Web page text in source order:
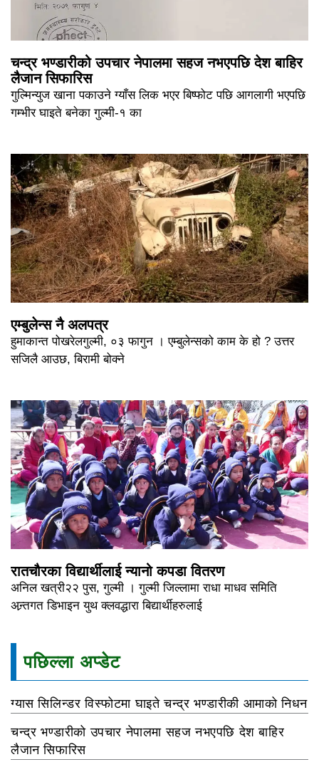
चन्द्र भण्डारीको उपचार नेपालमा सहज नभएपछि देश बाहिर
लैजान सिफारिस
गुल्मिन्युज खाना पकाउने ग्याँस लिक भएर बिष्फोट पछि आगलागी भएपछि
गम्भीर घाइते बनेका गुल्मी-१ का
एम्बुलेन्स नै अलपत्र
हुमाकान्त पोखरेलगुल्मी, ०३ फागुन । एम्बुलेन्सको काम के हो ? उत्तर
सजिलै आउछ, बिरामी बोक्ने
रातचौरका विद्यार्थीलाई न्यानो कपडा वितरण
अनिल खत्री२२ पुस, गुल्मी । गुल्मी जिल्लामा राधा माधव समिति
अन्र्तगत डिभाइन युथ क्लवद्धारा बिद्यार्थीहरुलाई
पछिल्ला अप्डेट
ग्यास सिलिन्डर विस्फोटमा घाइते चन्द्र भण्डारीकी आमाको निधन
चन्द्र भण्डारीको उपचार नेपालमा सहज नभएपछि देश बाहिर
लैजान सिफारिस